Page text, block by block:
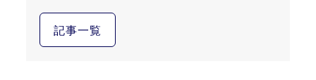
記事一覧